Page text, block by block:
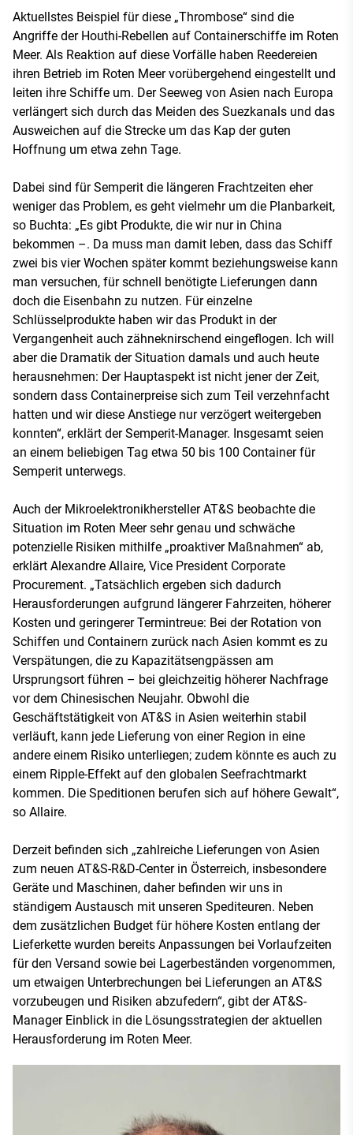
Aktuellstes Beispiel für diese „Thrombose“ sind die
Angriffe der Houthi-Rebellen auf Containerschiffe im Roten
Meer. Als Reaktion auf diese Vorfälle haben Reedereien
ihren Betrieb im Roten Meer vorübergehend eingestellt und
leiten ihre Schiffe um. Der Seeweg von Asien nach Europa
verlängert sich durch das Meiden des Suezkanals und das
Ausweichen auf die Strecke um das Kap der guten
Hoffnung um etwa zehn Tage.
Dabei sind für Semperit die längeren Frachtzeiten eher
weniger das Problem, es geht vielmehr um die Planbarkeit,
so Buchta: „Es gibt Produkte, die wir nur in China
bekommen –. Da muss man damit leben, dass das Schiff
zwei bis vier Wochen später kommt beziehungsweise kann
man versuchen, für schnell benötigte Lieferungen dann
doch die Eisenbahn zu nutzen. Für einzelne
Schlüsselprodukte haben wir das Produkt in der
Vergangenheit auch zähneknirschend eingeflogen. Ich will
aber die Dramatik der Situation damals und auch heute
herausnehmen: Der Hauptaspekt ist nicht jener der Zeit,
sondern dass Containerpreise sich zum Teil verzehnfacht
hatten und wir diese Anstiege nur verzögert weitergeben
konnten“, erklärt der Semperit-Manager. Insgesamt seien
an einem beliebigen Tag etwa 50 bis 100 Container für
Semperit unterwegs.
Auch der Mikroelektronikhersteller AT&S beobachte die
Situation im Roten Meer sehr genau und schwäche
potenzielle Risiken mithilfe „proaktiver Maßnahmen“ ab,
erklärt Alexandre Allaire, Vice President Corporate
Procurement. „Tatsächlich ergeben sich dadurch
Herausforderungen aufgrund längerer Fahrzeiten, höherer
Kosten und geringerer Termintreue: Bei der Rotation von
Schiffen und Containern zurück nach Asien kommt es zu
Verspätungen, die zu Kapazitätsengpässen am
Ursprungsort führen – bei gleichzeitig höherer Nachfrage
vor dem Chinesischen Neujahr. Obwohl die
Geschäftstätigkeit von AT&S in Asien weiterhin stabil
verläuft, kann jede Lieferung von einer Region in eine
andere einem Risiko unterliegen; zudem könnte es auch zu
einem Ripple-Effekt auf den globalen Seefrachtmarkt
kommen. Die Speditionen berufen sich auf höhere Gewalt“,
so Allaire.
Derzeit befinden sich „zahlreiche Lieferungen von Asien
zum neuen AT&S-R&D-Center in Österreich, insbesondere
Geräte und Maschinen, daher befinden wir uns in
ständigem Austausch mit unseren Spediteuren. Neben
dem zusätzlichen Budget für höhere Kosten entlang der
Lieferkette wurden bereits Anpassungen bei Vorlaufzeiten
für den Versand sowie bei Lagerbeständen vorgenommen,
um etwaigen Unterbrechungen bei Lieferungen an AT&S
vorzubeugen und Risiken abzufedern“, gibt der AT&S-
Manager Einblick in die Lösungsstrategien der aktuellen
Herausforderung im Roten Meer.